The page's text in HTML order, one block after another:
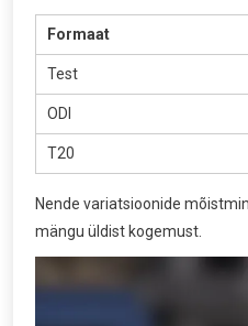
Formaat
Test
ODI
T20
Nende variatsioonide
mängu üldist kogemust.